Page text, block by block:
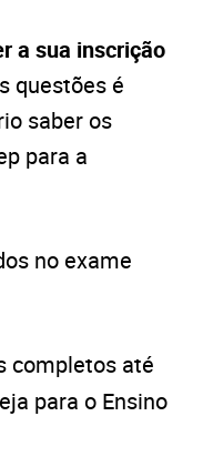
a sua inscrição
questões é
saber os
para a
no exame
completos até
para o Ensino